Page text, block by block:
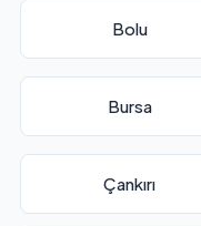
Bolu
Bursa
Çankırı